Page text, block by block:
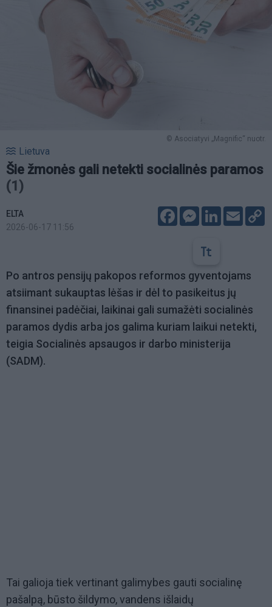
© Asociatyvi „Magnific“ nuotr.
Lietuva
Šie žmonės gali netekti socialinės paramos
(1)
ELTA
2026-06-17 11:56
FacebookMessenger
LinkedIn
Email
Po antros pensijų pakopos reformos gyventojams
atsiimant sukauptas lėšas ir dėl to pasikeitus jų
finansinei padėčiai, laikinai gali sumažėti socialinės
paramos dydis arba jos galima kuriam laikui netekti,
teigia Socialinės apsaugos ir darbo ministerija
(SADM).
Tai galioja tiek vertinant galimybes gauti socialinę
pašalpą, būsto šildymo, vandens išlaidų